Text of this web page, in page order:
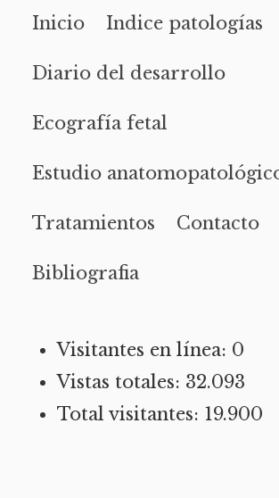
Inicio Indice patologías
Diario del desarrollo
Ecografía fetal
Estudio
Tratamientos Contacto
Bibliografia
Visitantes en línea: 0
Vistas totales: 32.093
Total visitantes: 19.900